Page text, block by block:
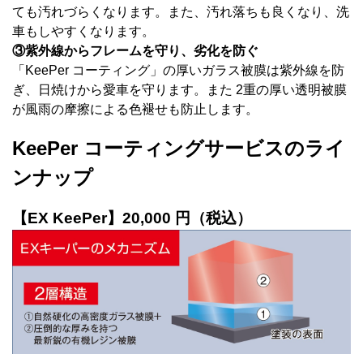
ても汚れづらくなります。また、汚れ落ちも良くなり、洗
車もしやすくなります。
③紫外線からフレームを守り、劣化を防ぐ
「KeePer コーティング」の厚いガラス被膜は紫外線を防
ぎ、日焼けから愛車を守ります。また 2重の厚い透明被膜
が風雨の摩擦による色褪せも防止します。
KeePer コーティングサービスのライ
ンナップ
【EX KeePer】20,000 円（税込）